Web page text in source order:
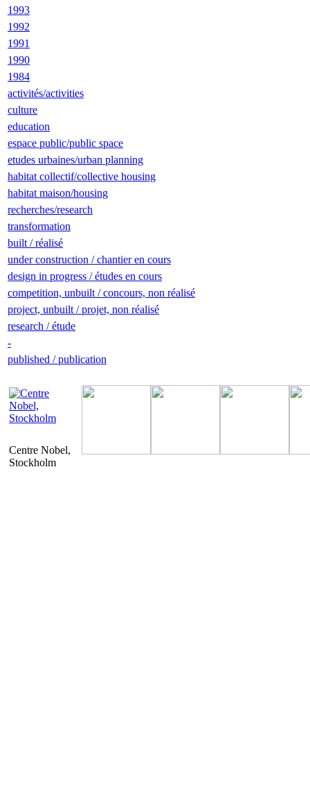
1993
1992
1991
1990
1984
activités/activities
culture
education
espace public/public space
etudes urbaines/urban planning
habitat collectif/collective housing
habitat maison/housing
recherches/research
transformation
built / réalisé
under construction / chantier en cours
design in progress / études en cours
competition, unbuilt / concours, non réalisé
project, unbuilt / projet, non réalisé
research / étude
-
published / publication
Centre Nobel,
Stockholm